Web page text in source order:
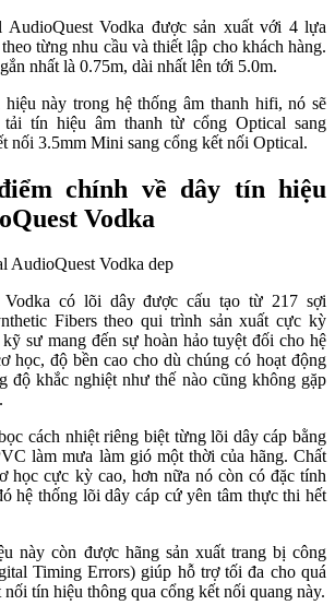
Vodka được sản xuất với 4 lựa
từng nhu cầu và thiết lập cho khách hàng.
nhất là 0.75m, dài nhất lên tới 5.0m.
này trong hệ thống âm thanh hifi, nó sẽ
tín hiệu âm thanh từ cổng Optical sang
nối 3.5mm Mini sang cổng kết nối Optical.
chính về dây tín hiệu
Vodka
Vodka có lõi dây được cấu tạo từ 217 sợi
Fibers theo qui trình sản xuất cực kỳ
sư mang đến sự hoàn hảo tuyệt đối cho hệ
học, độ bền cao cho dù chúng có hoạt động
độ khắc nghiệt như thế nào cũng không gặp
cách nhiệt riêng biệt từng lõi dây cáp bằng
làm mưa làm gió một thời của hãng. Chất
học cực kỳ cao, hơn nữa nó còn có đặc tính
hệ thống lõi dây cáp cứ yên tâm thực thi hết
này còn được hãng sản xuất trang bị công
Timing Errors) giúp hỗ trợ tối đa cho quá
tín hiệu thông qua cổng kết nối quang này.